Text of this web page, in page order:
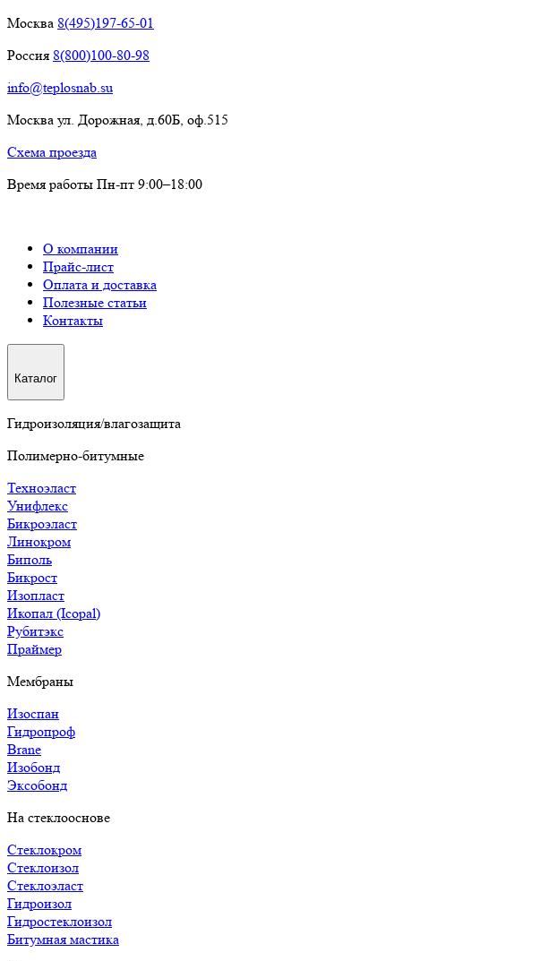
Москва 8(495)197-65-01
Россия 8(800)100-80-98
info@teplosnab.su
Москва ул. Дорожная, д.60Б, оф.515
Схема проезда
Время работы Пн-пт 9:00–18:00
О компании
Прайс-лист
Оплата и доставка
Полезные статьи
Контакты
Каталог
Гидроизоляция/влагозащита
Полимерно-битумные
Техноэласт
Унифлекс
Бикроэласт
Линокром
Биполь
Бикрост
Изопласт
Икопал (Icopal)
Рубитэкс
Праймер
Мембраны
Изоспан
Гидропроф
Brane
Изобонд
Эксобонд
На стеклооснове
Стеклокром
Стеклоизол
Стеклоэласт
Гидроизол
Гидростеклоизол
Битумная мастика